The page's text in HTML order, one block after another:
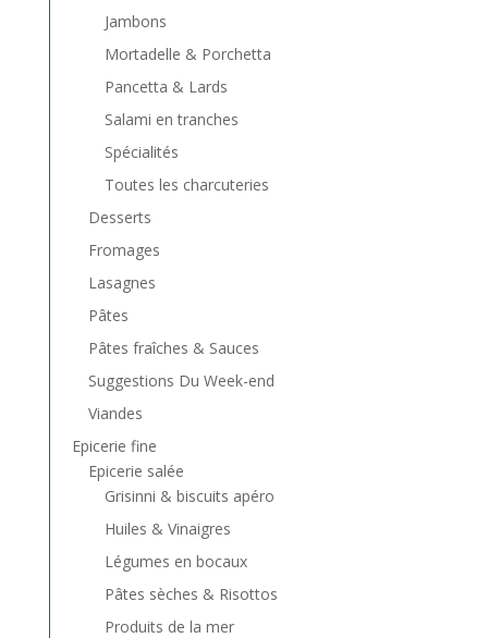
Jambons
Mortadelle & Porchetta
Pancetta & Lards
Salami en tranches
Spécialités
Toutes les charcuteries
Desserts
Fromages
Lasagnes
Pâtes
Pâtes fraîches & Sauces
Suggestions Du Week-end
Viandes
Epicerie fine
Epicerie salée
Grisinni & biscuits apéro
Huiles & Vinaigres
Légumes en bocaux
Pâtes sèches & Risottos
Produits de la mer